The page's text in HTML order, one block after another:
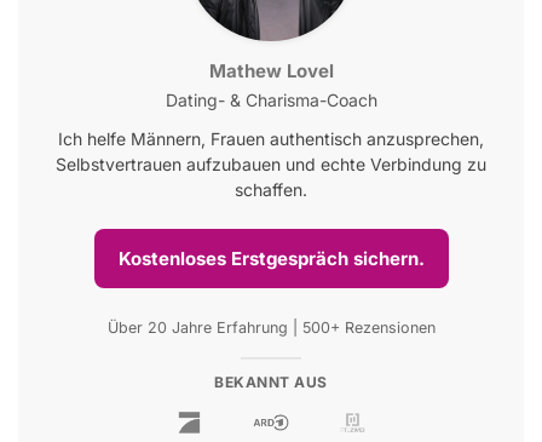
Mathew Lovel
Dating- & Charisma-Coach
Ich helfe Männern, Frauen authentisch anzusprechen,
Selbstvertrauen aufzubauen und echte Verbindung zu
schaffen.
Kostenloses Erstgespräch sichern.
Über 20 Jahre Erfahrung | 500+ Rezensionen
BEKANNT AUS